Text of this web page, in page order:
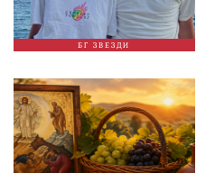
БГ ЗВЕЗДИ